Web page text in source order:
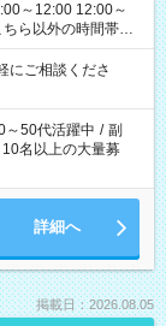
ご相談くださ
～50代活躍中 / 副
10名以上の大量募
詳細へ
掲載日：2026.08.05